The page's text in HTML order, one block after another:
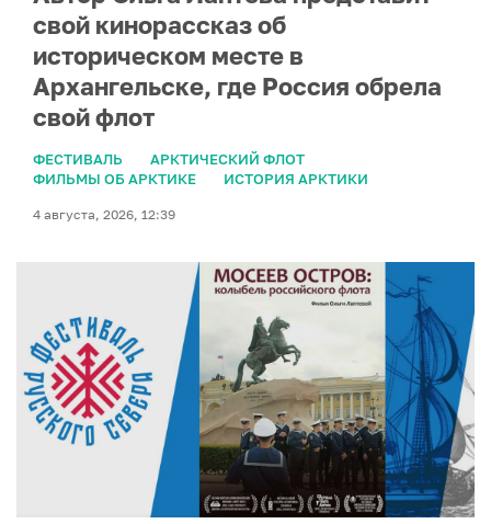
свой кинорассказ об
историческом месте в
Архангельске, где Россия обрела
свой флот
ФЕСТИВАЛЬ
АРКТИЧЕСКИЙ ФЛОТ
ФИЛЬМЫ ОБ АРКТИКЕ
ИСТОРИЯ АРКТИКИ
4 августа, 2026, 12:39